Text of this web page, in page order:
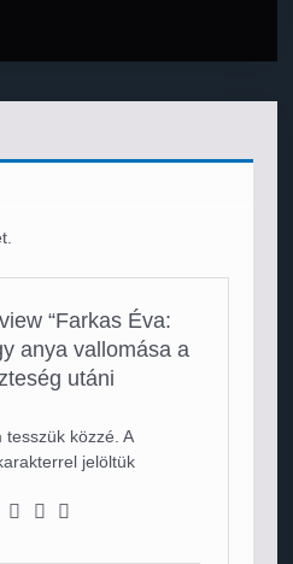
“Farkas Éva:
anya vallomása a
utáni
tesszük közzé. A
jelöltük